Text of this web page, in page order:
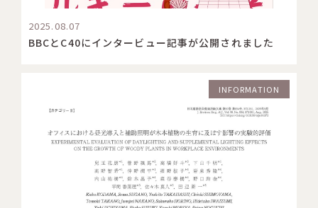
2025.08.07
BBCとC40にインタービュー記事が公開されました
INFORMATION